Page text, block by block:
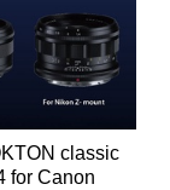
classic
for Canon